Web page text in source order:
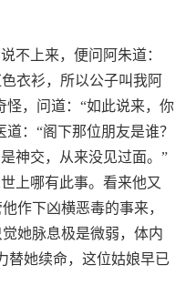
不上来，便问阿朱道：
衣衫，所以公子叫我阿
怪，问道：“如此说来，你
：“阁下那位朋友是谁？
神交，从来没见过面。”
上哪有此事。看来他又
作下凶横恶毒的事来，
她脉息极是微弱，体内
替她续命，这位姑娘早已